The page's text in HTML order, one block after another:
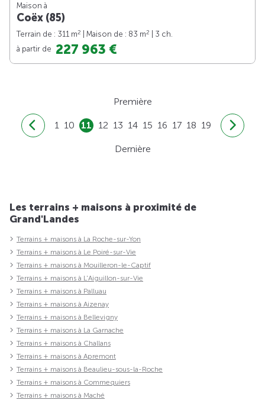
Maison à
Coëx (85)
Terrain de : 311 m2 | Maison de : 83 m2
| 3 ch.
à partir de 227 963 €
Première
1 10 11 12 13 14 15 16 17 18 19
Dernière
Les terrains + maisons à proximité de
Grand'Landes
Terrains + maisons à La Roche-sur-Yon
Terrains + maisons à Le Poiré-sur-Vie
Terrains + maisons à Mouilleron-le-Captif
Terrains + maisons à L'Aiguillon-sur-Vie
Terrains + maisons à Palluau
Terrains + maisons à Aizenay
Terrains + maisons à Bellevigny
Terrains + maisons à La Garnache
Terrains + maisons à Challans
Terrains + maisons à Apremont
Terrains + maisons à Beaulieu-sous-la-Roche
Terrains + maisons à Commequiers
Terrains + maisons à Maché